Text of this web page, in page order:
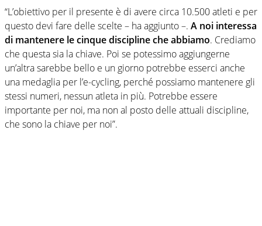
“L’obiettivo per il presente è di avere circa 10.500 atleti e per
questo devi fare delle scelte – ha aggiunto –. A noi interessa
di mantenere le cinque discipline che abbiamo. Crediamo
che questa sia la chiave. Poi se potessimo aggiungerne
un’altra sarebbe bello e un giorno potrebbe esserci anche
una medaglia per l’e-cycling, perché possiamo mantenere gli
stessi numeri, nessun atleta in più. Potrebbe essere
importante per noi, ma non al posto delle attuali discipline,
che sono la chiave per noi”.